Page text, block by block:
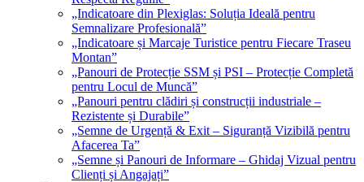
„Indicatoare din Plexiglas: Soluția Ideală pentru
Semnalizare Profesională”
„Indicatoare și Marcaje Turistice pentru Fiecare Traseu
Montan”
„Panouri de Protecție SSM și PSI – Protecție Completă
pentru Locul de Muncă”
„Panouri pentru clădiri și construcții industriale –
Rezistente și Durabile”
„Semne de Urgență & Exit – Siguranță Vizibilă pentru
Afacerea Ta”
„Semne și Panouri de Informare – Ghidaj Vizual pentru
Clienți și Angajați”